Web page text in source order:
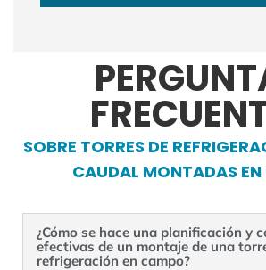
SOBRE TORRES DE
CAUDAL MONTADAS
¿Cómo se hace una planificación y
efectivas de un montaje de una
refrigeración en campo?